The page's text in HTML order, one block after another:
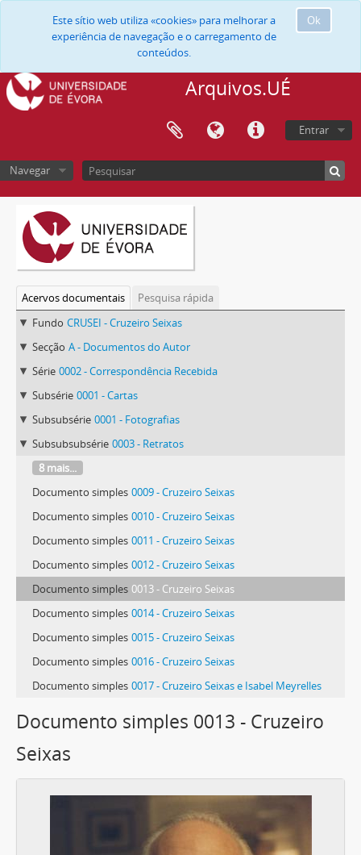
Ok
Este sítio web utiliza «cookies» para melhorar a
experiência de navegação e o carregamento de
conteúdos.
Arquivos.UÉ
Entrar
Navegar
Acervos documentais
Pesquisa rápida
Fundo CRUSEI - Cruzeiro Seixas
Secção A - Documentos do Autor
Série 0002 - Correspondência Recebida
Subsérie 0001 - Cartas
Subsubsérie 0001 - Fotografias
Subsubsubsérie 0003 - Retratos
8 mais...
Documento simples 0009 - Cruzeiro Seixas
Documento simples 0010 - Cruzeiro Seixas
Documento simples 0011 - Cruzeiro Seixas
Documento simples 0012 - Cruzeiro Seixas
Documento simples 0013 - Cruzeiro Seixas
Documento simples 0014 - Cruzeiro Seixas
Documento simples 0015 - Cruzeiro Seixas
Documento simples 0016 - Cruzeiro Seixas
Documento simples 0017 - Cruzeiro Seixas e Isabel Meyrelles
Documento simples 0013 - Cruzeiro
Seixas